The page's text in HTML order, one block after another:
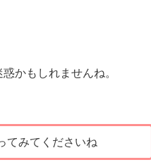
かもしれませんね。
てみてくださいね